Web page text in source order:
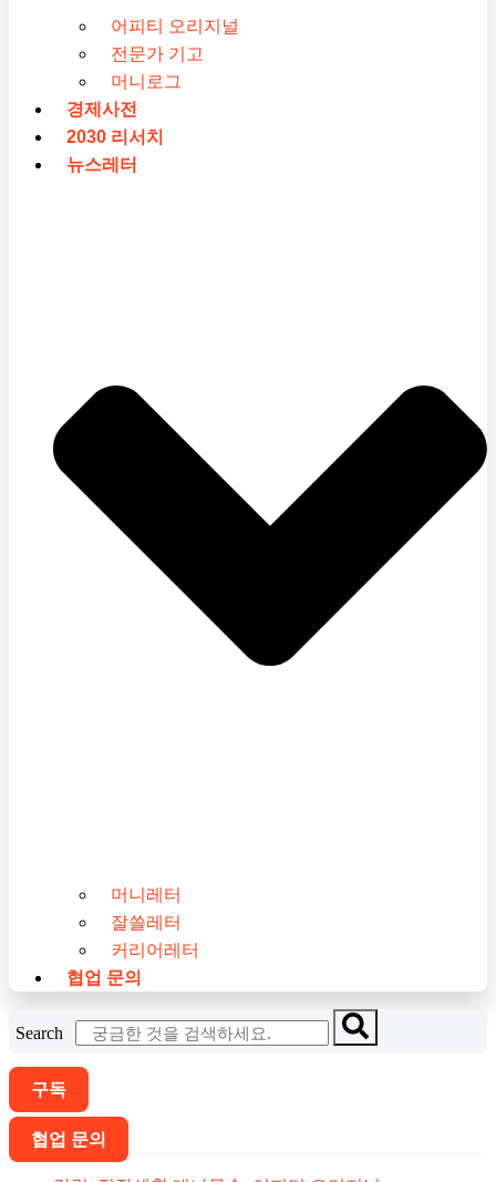
어피티 오리지널
전문가 기고
머니로그
경제사전
2030 리서치
뉴스레터
머니레터
잘쓸레터
커리어레터
협업 문의
Search
구독
협업 문의